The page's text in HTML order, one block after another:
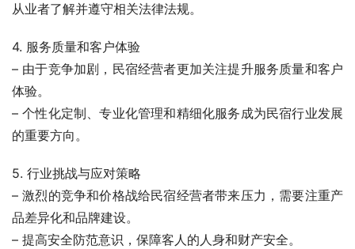
从业者了解并遵守相关法律法规。
4. 服务质量和客户体验
– 由于竞争加剧，民宿经营者更加关注提升服务质量和客户
体验。
– 个性化定制、专业化管理和精细化服务成为民宿行业发展
的重要方向。
5. 行业挑战与应对策略
– 激烈的竞争和价格战给民宿经营者带来压力，需要注重产
品差异化和品牌建设。
– 提高安全防范意识，保障客人的人身和财产安全。